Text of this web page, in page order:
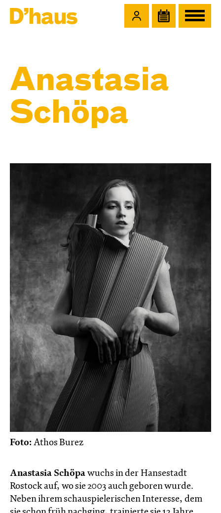
Anastasia
Schöpa
Foto: Athos Burez
Anastasia Schöpa wuchs in der Hansestadt
Rostock auf, wo sie 2003 auch geboren wurde.
Neben ihrem schauspielerischen Interesse, dem